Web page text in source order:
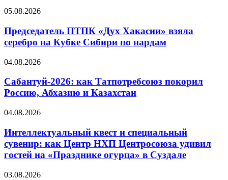
05.08.2026
Председатель ПТПК «Дух Хакасии» взяла
серебро на Кубке Сибири по нардам
04.08.2026
Сабантуй-2026: как Татпотребсоюз покорил
Россию, Абхазию и Казахстан
04.08.2026
Интеллектуальный квест и специальный
сувенир: как Центр НХП Центросоюза удивил
гостей на «Празднике огурца» в Суздале
03.08.2026